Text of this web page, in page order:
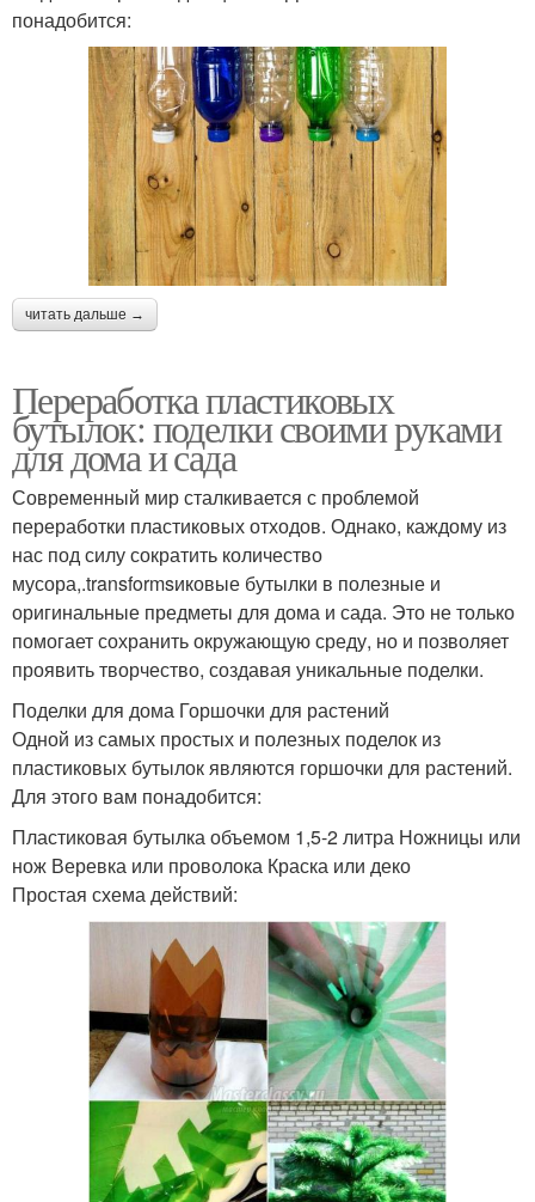
понадобится:
читать дальше →
Переработка пластиковых
бутылок: поделки своими руками
для дома и сада
Современный мир сталкивается с проблемой
переработки пластиковых отходов. Однако, каждому из
нас под силу сократить количество
мусора,.transformsиковые бутылки в полезные и
оригинальные предметы для дома и сада. Это не только
помогает сохранить окружающую среду, но и позволяет
проявить творчество, создавая уникальные поделки.
Поделки для дома Горшочки для растений
Одной из самых простых и полезных поделок из
пластиковых бутылок являются горшочки для растений.
Для этого вам понадобится:
Пластиковая бутылка объемом 1,5-2 литра Ножницы или
нож Веревка или проволока Краска или деко
Простая схема действий: